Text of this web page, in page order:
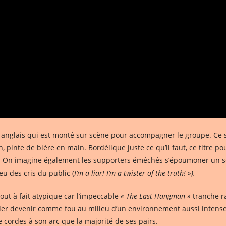
qui est monté sur scène pour accompagner le groupe. Ce
pinte de bière en main. Bordélique juste ce qu’il faut, ce titre
imagine également les supporters éméchés s’époumoner
des cris du public (I’m a liar! I’m a twister of the truth! »).
à fait atypique car l’impeccable « The Last Hangman » tranche
devenir comme fou au milieu d’un environnement aussi
à son arc que la majorité de ses pairs.